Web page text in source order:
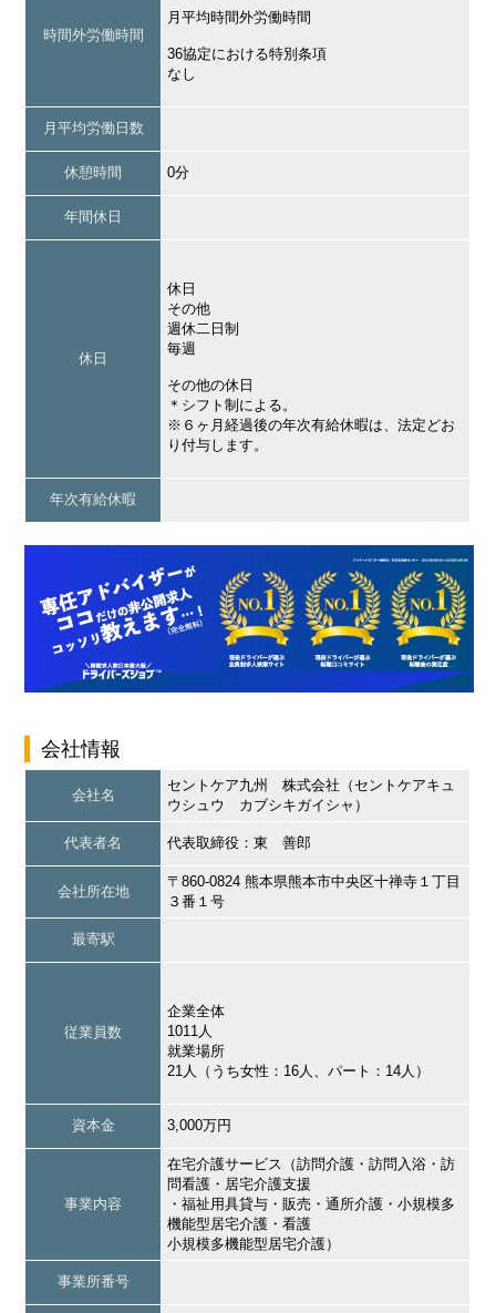
時間外労働時間
月平均時間外労働時間
36協定における特別条項
なし
月平均労働日数
休憩時間 0分
年間休日
休日
休日
その他
週休二日制
毎週
その他の休日
＊シフト制による。
※６ヶ月経過後の年次有給休暇は、法定どお
り付与します。
年次有給休暇
会社情報
会社名
セントケア九州 株式会社（セントケアキュ
ウシュウ カブシキガイシャ）
代表者名 代表取締役：東 善郎
会社所在地
〒860-0824 熊本県熊本市中央区十禅寺１丁目
３番１号
最寄駅
従業員数
企業全体
1011人
就業場所
21人（うち女性：16人、パート：14人）
資本金 3,000万円
事業内容
在宅介護サービス（訪問介護・訪問入浴・訪
問看護・居宅介護支援
・福祉用具貸与・販売・通所介護・小規模多
機能型居宅介護・看護
小規模多機能型居宅介護）
事業所番号